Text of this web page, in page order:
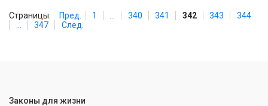
Страницы: Пред. 1 340 341 342 343
344
347 След.
Законы для жизни